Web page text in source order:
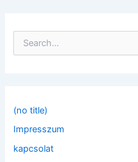
f
r
:
(no title)
Impresszum
kapcsolat